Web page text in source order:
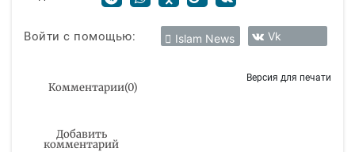
Войти с помощью: Islam News Vk
Комментарии(0)
Версия для печати
Добавить
комментарий